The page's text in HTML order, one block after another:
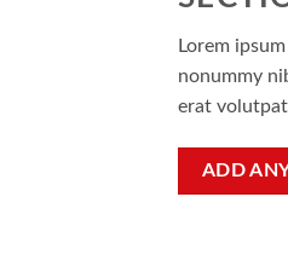
Lorem
nonummy
erat
ADD